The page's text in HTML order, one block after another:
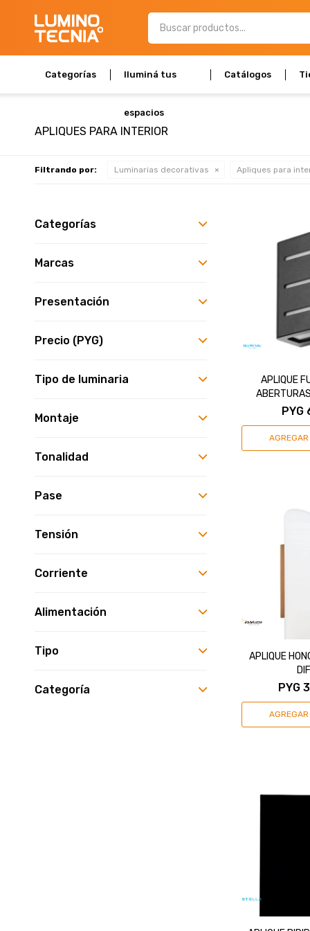
Categorías Iluminá tus
espacios
Catálogos
APLIQUES PARA INTERIOR
Filtrando por: Luminarias decorativas Apliques para
APLIQUE
PYG
APLIQUE
PYG
Categorías
Marcas
Presentación
Precio (PYG)
Tipo de luminaria
Montaje
Tonalidad
Pase
Tensión
Corriente
Alimentación
Tipo
Categoría